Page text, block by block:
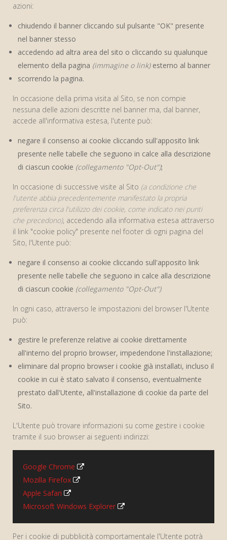
azioni:
chiudendo il banner cliccando sul pulsante "OK" presente
nel banner stesso
accedendo ad altra area del sito o cliccando su qualunque
elemento della pagina (immagine o link)esterno al banner
scorrendo la pagina.
In occasione della prima visita al Sito, se non compie
nessuna delle azioni descritte nel banner ma, dal banner,
accede all'informativa estesa, l'utente può:
negare il consenso ai cookie cliccando sull'apposito link
presente nelle tabelle che seguono in calce alla descrizione
di ciascun cookie (collegamento "Opt-Out");
In occasione di successive visite al Sito (a condizione che
l'utente abbia precedentemente manifestato la propria
preferenza circa l'utilizzo dei cookie, come indicato nei punti
che precedono), accedendo alla informativa estesa attraverso
il link "cookie policy" presente nel footer di ogni pagina del
Sito, l'Utente può:
negare il consenso ai cookie cliccando sull'apposito link
presente nelle tabelle che seguono in calce alla descrizione
di ciascun cookie (collegamento "Opt-Out")
In ogni caso, attraverso le impostazioni del browser l'Utente
può:
gestire le preferenze relative ai cookie direttamente
all'interno del proprio browser, impedendone l'installazione;
eliminare dal proprio browser i cookie già installati, incluso il
cookie in cui è stato salvato il consenso, eventualmente
prestato dall'Utente, all'installazione di cookie da parte del
Sito.
L'Utente può trovare informazioni su come gestire i cookie
tramite il suo browser ai seguenti indirizzi:
Google Chrome
Mozilla Firefox
Apple Safari
Microsoft Windows Explorer
Per i cookie di pubblicità comportamentale l'Utente potrà